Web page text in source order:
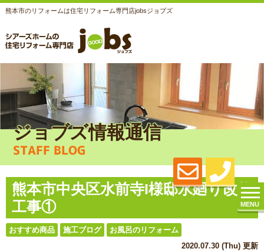
熊本市のリフォームは住宅リフォーム専門店jobsジョブズ
MENU
ジョブズ情報通信
STAFF BLOG
熊本市中央区水前寺I様邸水廻り改修
工事①
おすすめ商品 施工ブログ
お風呂のリフォーム
2020.07.30 (Thu) 更新